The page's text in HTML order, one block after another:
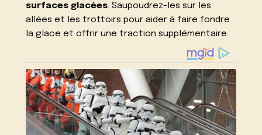
surfaces glacées. Saupoudrez-les sur les
allées et les trottoirs pour aider à faire fondre
la glace et offrir une traction supplémentaire.